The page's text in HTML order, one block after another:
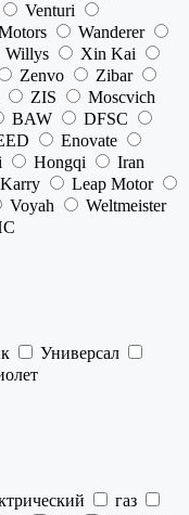
Venturi
Wanderer
Willys
Xin Kai
Zenvo
Zibar
ZIS
Moscvich
BAW
DFSC
Enovate
Hongqi
Iran
Karry
Leap Motor
Voyah
Weltmeister
Универсал
газ